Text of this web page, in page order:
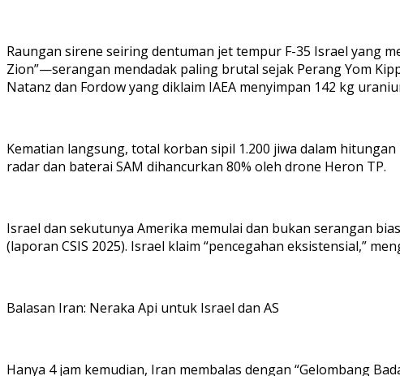
Raungan sirene seiring dentuman jet tempur F-35 Israel yang
Zion”—serangan mendadak paling brutal sejak Perang Yom
Natanz dan Fordow yang diklaim IAEA menyimpan 142 kg
Kematian langsung, total korban sipil 1.200 jiwa dalam
radar dan baterai SAM dihancurkan 80% oleh drone Heron TP.
Israel dan sekutunya Amerika memulai dan bukan serangan
(laporan CSIS 2025). Israel klaim “pencegahan eksistensial,”
Balasan Iran: Neraka Api untuk Israel dan AS
Hanya 4 jam kemudian, Iran membalas dengan “Gelombang